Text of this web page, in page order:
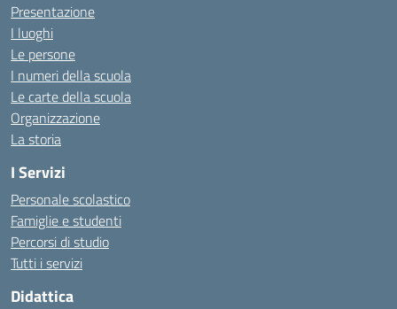
Presentazione
I luoghi
Le persone
I numeri della scuola
Le carte della scuola
Organizzazione
La storia
I Servizi
Personale scolastico
Famiglie e studenti
Percorsi di studio
Tutti i servizi
Didattica